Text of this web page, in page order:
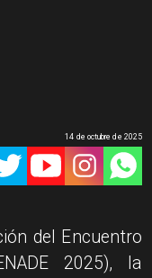
14 de octubre de 2025
del Encuentro
2025), la